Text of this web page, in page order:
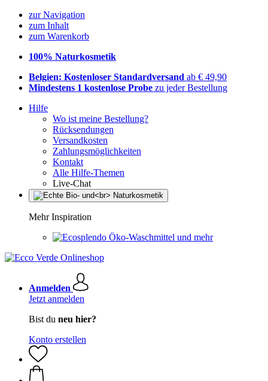
zur Navigation
zum Inhalt
zum Warenkorb
100% Naturkosmetik
Belgien: Kostenloser Standardversand ab € 49,90
Mindestens 1 kostenlose Probe zu jeder Bestellung
Hilfe
Wo ist meine Bestellung?
Rücksendungen
Versandkosten
Zahlungsmöglichkeiten
Kontakt
Alle Hilfe-Themen
Live-Chat
Mehr Inspiration
Öko-Waschmittel und mehr
Anmelden
Jetzt anmelden
Bist du neu hier?
Konto erstellen